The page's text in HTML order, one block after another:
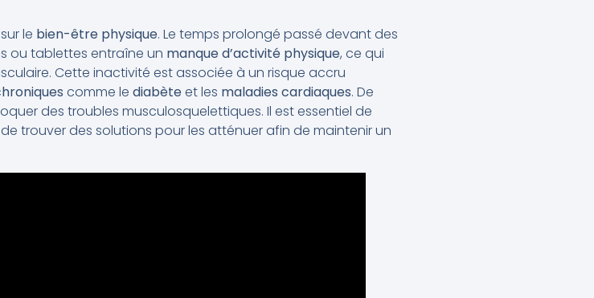
le bien-être physique. Le temps prolongé passé devant des
ou tablettes entraîne un manque d’activité physique, ce qui
Cette inactivité est associée à un risque accru
comme le diabèteet les maladies cardiaques. De
des troubles musculosquelettiques. Il est essentiel de
trouver des solutions pour les atténuer afin de maintenir un